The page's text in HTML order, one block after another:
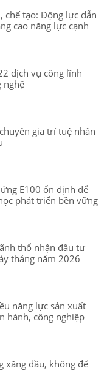
chế tạo: Động lực dẫn
cao năng lực cạnh
dịch vụ công lĩnh
nghệ
gia trí tuệ nhân
E100 ổn định để
phát triển bền vững
thổ nhận đầu tư
tháng năm 2026
năng lực sản xuất
hành, công nghiệp
xăng dầu, không để